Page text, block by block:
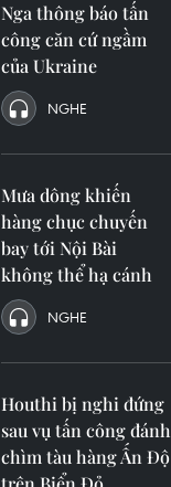
Nga thông báo tấn
công căn cứ ngầm
của Ukraine
NGHE
Mưa dông khiến
hàng chục chuyến
bay tới Nội Bài
không thể hạ cánh
NGHE
Houthi bị nghi đứng
sau vụ tấn công đánh
chìm tàu hàng Ấn Độ